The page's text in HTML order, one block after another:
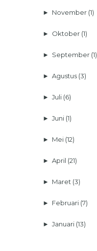
► November (1)
► Oktober (1)
► September (1)
► Agustus (3)
► Juli (6)
► Juni (1)
► Mei (12)
► April (21)
► Maret (3)
► Februari (7)
► Januari (13)